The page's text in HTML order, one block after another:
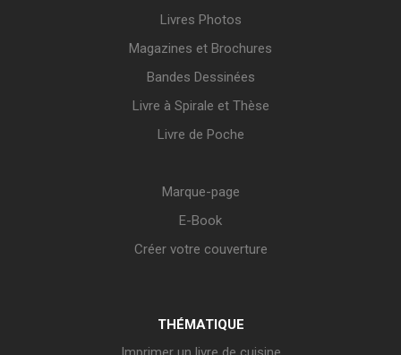
Livres Photos
Magazines et Brochures
Bandes Dessinées
Livre à Spirale et Thèse
Livre de Poche
Marque-page
E-Book
Créer votre couverture
THÉMATIQUE